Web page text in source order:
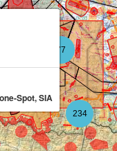
77
234
Spot, SIA